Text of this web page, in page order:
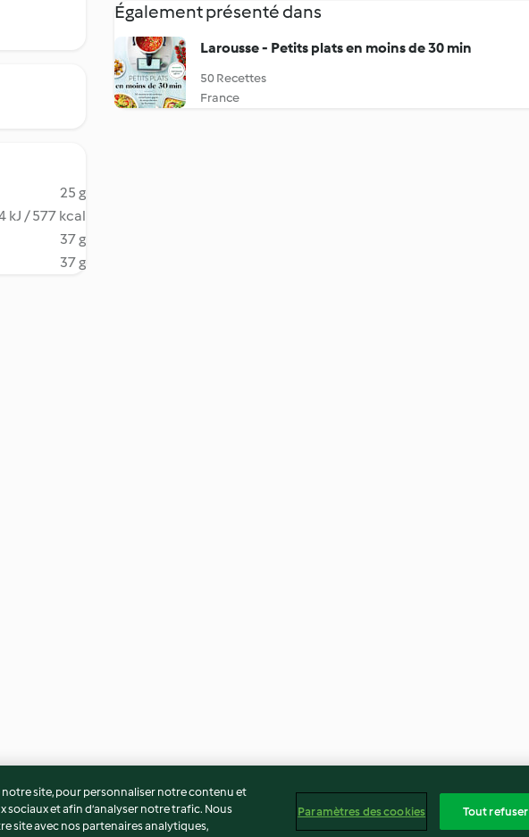
25 g
kJ / 577 kcal
37 g
37 g
Également présenté dans
Larousse - Petits plats en moins de 30 min
50 Recettes
France
site, pour personnaliser notre contenu et
et afin d’analyser notre trafic. Nous
site avec nos partenaires analytiques,
Paramètres des cookies Tout refuser